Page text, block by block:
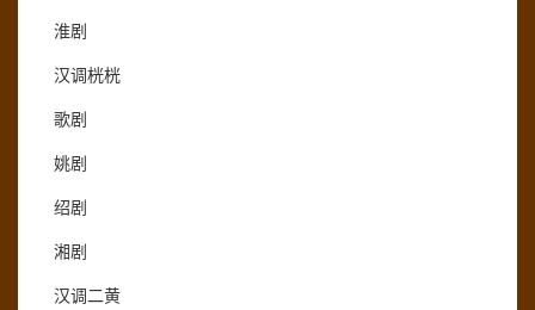
淮剧
汉调桄桄
歌剧
姚剧
绍剧
湘剧
汉调二黄